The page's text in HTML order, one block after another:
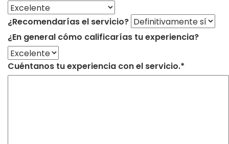
¿Recomendarías el servicio?
¿En general cómo calificarías tu experiencia?
Cuéntanos tu experiencia con el servicio.*